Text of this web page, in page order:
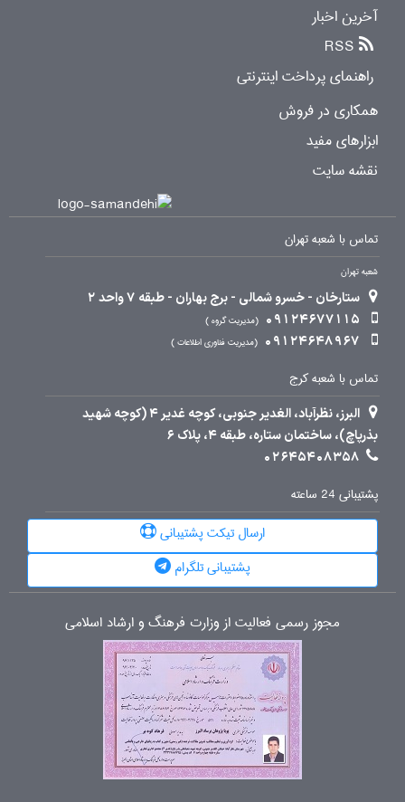
آخرین اخبار
RSS
راهنمای پرداخت اینترنتی
همکاری در فروش
ابزارهای مفید
نقشه سایت
تماس با شعبه تهران
شعبه تهران
ستارخان - خسرو شمالی - برج بهاران - طبقه 7 واحد 2
09124677115
مدیریت گروه
09124648967 مدیریت فناوری اطلاعات
تماس با شعبه کرج
البرز، نظرآباد، الغدیر جنوبی، کوچه غدیر 4 (کوچه شهید
بذرپاچ)، ساختمان ستاره، طبقه 4، پلاک 6
02645408358
پشتیبانی 24 ساعته
ارسال تیکت پشتیبانی
پشتیبانی تلگرام
مجوز رسمی فعالیت از وزارت فرهنگ و ارشاد اسلامی